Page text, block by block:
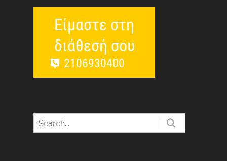
Είμαστε στη
διάθεσή σου
2106930400